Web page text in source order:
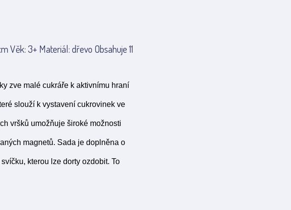
Věk: 3+ Materiál: dřevo Obsahuje 11
zve malé cukráře k aktivnímu hraní
slouží k vystavení cukrovinek ve
vršků umožňuje široké možnosti
magnetů. Sada je doplněna o
kterou lze dorty ozdobit. To